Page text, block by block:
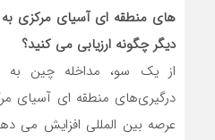
های منطقه ای آسیای مرکزی
دیگر چگونه ارزیابی می کنید؟
از یک سو، مداخله چین به
درگیری‌های منطقه ای آسیای
عرصه بین المللی افزایش می